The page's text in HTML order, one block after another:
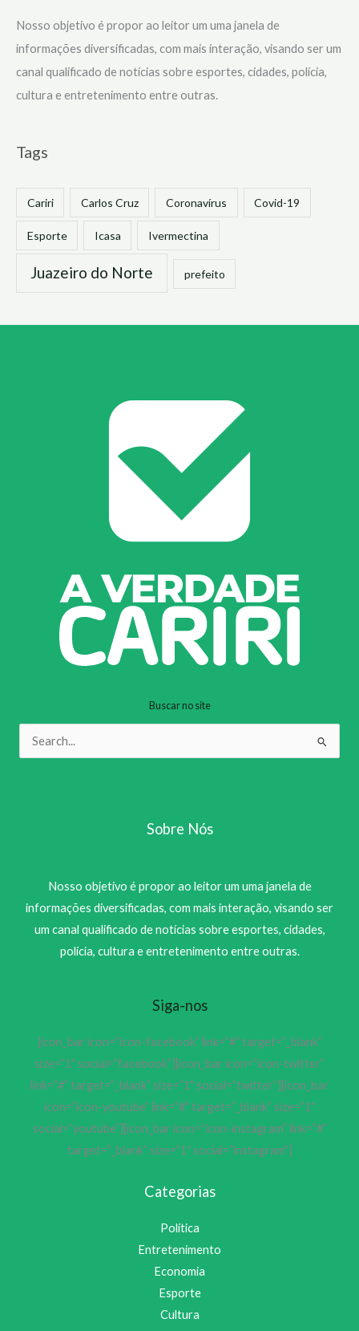
Nosso objetivo é propor ao leitor um uma janela de
informações diversificadas, com mais interação, visando ser um
canal qualificado de notícias sobre esportes, cidades, polícia,
cultura e entretenimento entre outras.
Tags
Cariri Carlos Cruz Coronavírus Covid-19
Esporte Icasa Ivermectina
Juazeiro do Norte prefeito
Buscar no site
Pesquisar
Sobre Nós
Nosso objetivo é propor ao leitor um uma janela de
informações diversificadas, com mais interação, visando ser
um canal qualificado de notícias sobre esportes, cidades,
polícia, cultura e entretenimento entre outras.
Siga-nos
[icon_bar icon=”icon-facebook” link=”#” target=”_blank”
size=”1″ social=”facebook”][icon_bar icon=”icon-twitter”
link=”#” target=”_blank” size=”1″ social=”twitter”][icon_bar
icon=”icon-youtube” link=”#” target=”_blank” size=”1″
social=”youtube”][icon_bar icon=”icon-instagram” link=”#”
target=”_blank” size=”1″ social=”instagram”]
Categorias
Política
Entretenimento
Economia
Esporte
Cultura